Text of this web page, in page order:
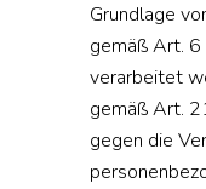
Grundlage
gemäß Art. 6
verarbeitet
gemäß Art.
gegen die